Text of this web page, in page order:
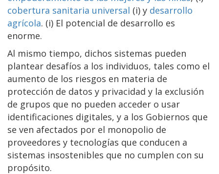
cobertura sanitaria universal (i) y desarrollo
agrícola. (i) El potencial de desarrollo es
enorme.
Al mismo tiempo, dichos sistemas pueden
plantear desafíos a los individuos, tales como el
aumento de los riesgos en materia de
protección de datos y privacidad y la exclusión
de grupos que no pueden acceder o usar
identificaciones digitales, y a los Gobiernos que
se ven afectados por el monopolio de
proveedores y tecnologías que conducen a
sistemas insostenibles que no cumplen con su
propósito.